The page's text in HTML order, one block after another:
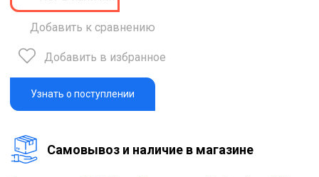
Добавить к сравнению
Добавить в избранное
Узнать о поступлении
Cамовывоз и наличие в магазине